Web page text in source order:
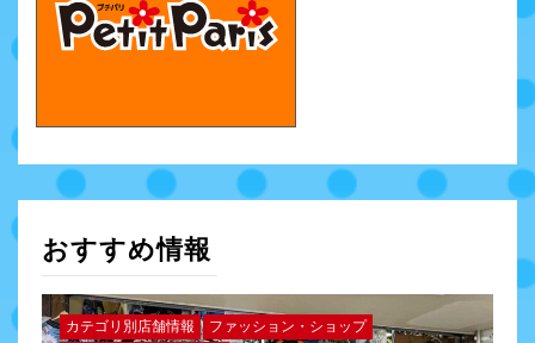
おすすめ情報
カテゴリ別店舗情報
ファッション・ショップ